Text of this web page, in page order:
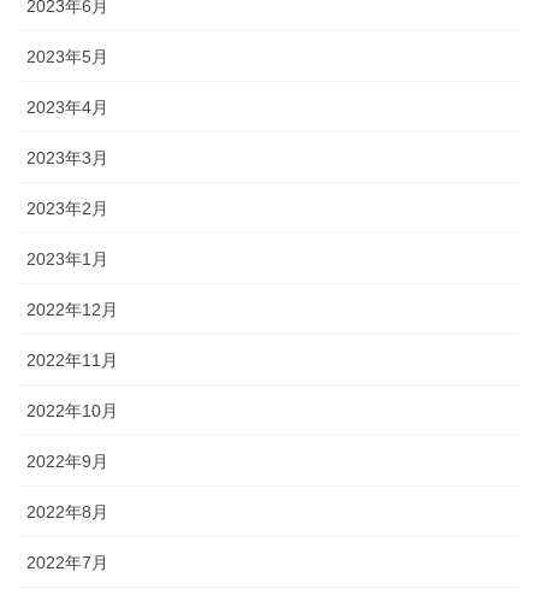
2023年6月
2023年5月
2023年4月
2023年3月
2023年2月
2023年1月
2022年12月
2022年11月
2022年10月
2022年9月
2022年8月
2022年7月